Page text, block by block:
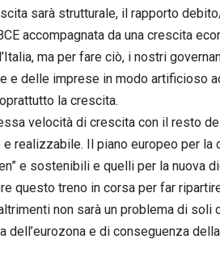
sarà strutturale, il rapporto
accompagnata da una crescita
ma per fare ciò, i nostri
e delle imprese in modo artificioso
la crescita.
velocità di crescita con il resto
realizzabile. Il piano europeo per
e sostenibili e quelli per la nuova
questo treno in corsa per far
non sarà un problema di
dell’eurozona e di conseguenza